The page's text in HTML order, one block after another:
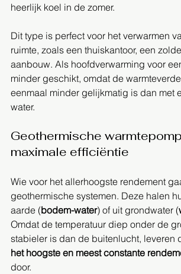
heerlijk koel in de zomer.
Dit type is perfect voor het verwarmen
ruimte, zoals een thuiskantoor, een
aanbouw. Als hoofdverwarming voor
minder geschikt, omdat de
eenmaal minder gelijkmatig is dan met
water.
Geothermische
maximale efficiëntie
Wie voor het allerhoogste rendement
geothermische systemen. Deze halen
aarde (bodem-water) of uit grondwater (
Omdat de temperatuur diep onder de
stabieler is dan de buitenlucht, leveren
het hoogste en meest constante
door.